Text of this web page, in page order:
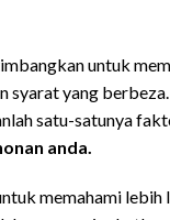
untuk
syarat yang berbeza.
satu-satunya
anda.
memahami